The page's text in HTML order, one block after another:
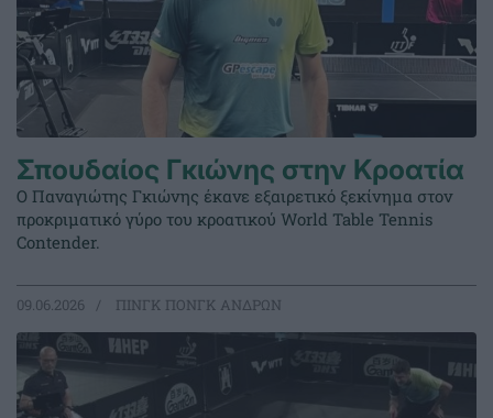
Σπουδαίος Γκιώνης στην Κροατία
Ο Παναγιώτης Γκιώνης έκανε εξαιρετικό ξεκίνημα στον
προκριματικό γύρο του κροατικού World Table Tennis
Contender.
09.06.2026 ΠΙΝΓΚ ΠΟΝΓΚ ΑΝΔΡΩΝ